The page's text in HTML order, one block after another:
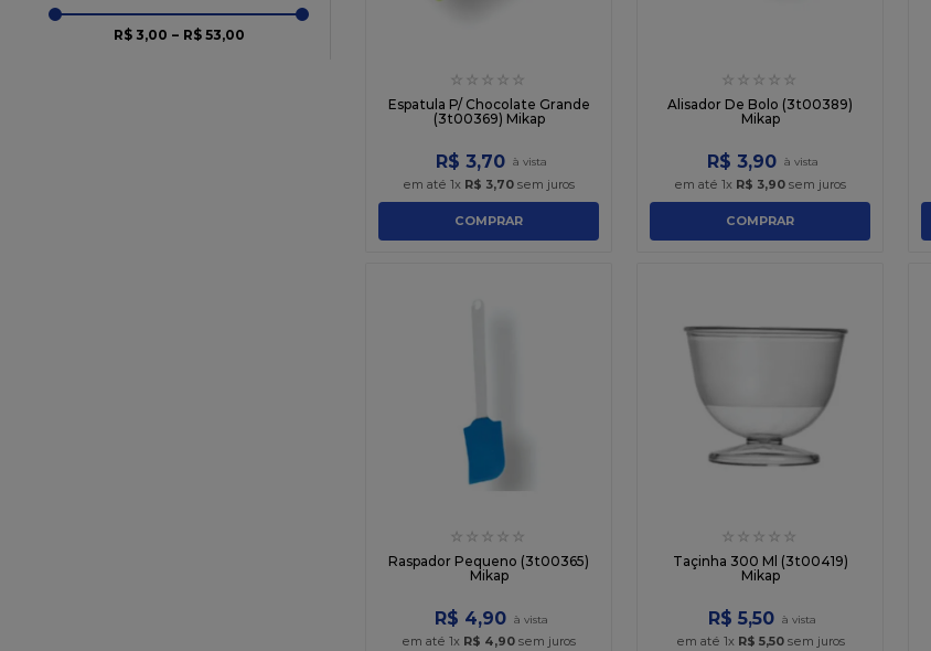
TOALHA DE MESA
R$ 3,00 – R$ 53,00
☆ ☆ ☆ ☆ ☆
Espatula P/ Chocolate Grande
(3t00369) Mikap
R$ 3,70
em até 1x R$ 3,70 sem juros
COMPRAR
☆ ☆ ☆ ☆ ☆
Alisador De Bolo (3t00389)
Mikap
R$ 3,90
em até 1x R$ 3,90 sem juros
COMPRAR
☆ ☆ ☆ ☆ ☆
Raspador Pequeno (3t00365)
Mikap
R$ 4,90
em até 1x R$ 4,90 sem juros
☆ ☆ ☆ ☆ ☆
Taçinha 300 Ml (3t00419)
Mikap
R$ 5,50
em até 1x R$ 5,50sem juros